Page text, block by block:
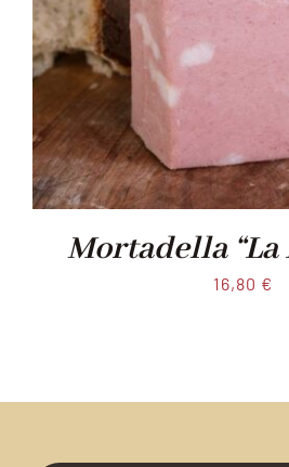
Mortadella “La
16,80 €